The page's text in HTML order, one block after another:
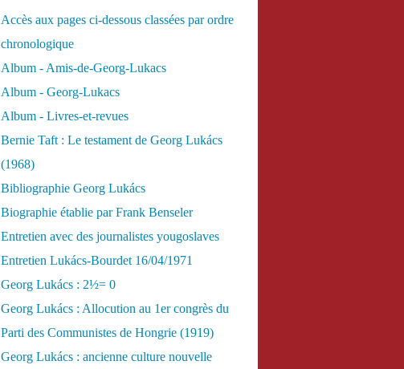
Accès aux pages ci-dessous classées par ordre
chronologique
Album - Amis-de-Georg-Lukacs
Album - Georg-Lukacs
Album - Livres-et-revues
Bernie Taft : Le testament de Georg Lukács
(1968)
Bibliographie Georg Lukács
Biographie établie par Frank Benseler
Entretien avec des journalistes yougoslaves
Entretien Lukács-Bourdet 16/04/1971
Georg Lukács : 2½= 0
Georg Lukács : Allocution au 1er congrès du
Parti des Communistes de Hongrie (1919)
Georg Lukács : ancienne culture nouvelle